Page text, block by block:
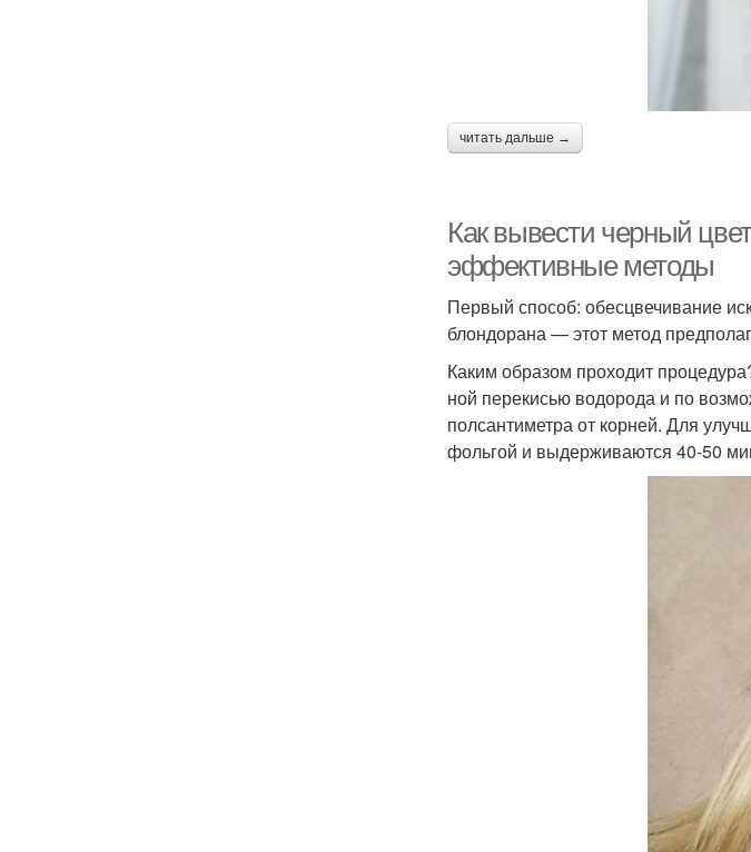
читать дальше →
Как вывести черный
эффективные методы
Первый способ: обесцвечивание
блондорана — этот метод
Каким образом проходит
ной перекисью водорода и по
полсантиметра от корней. Для
фольгой и выдерживаются 40-50